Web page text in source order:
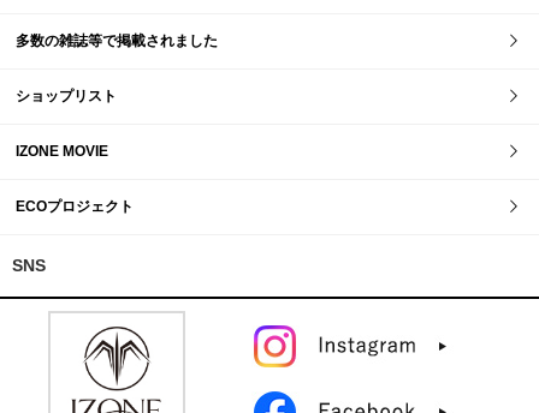
多数の雑誌等で掲載されました
ショップリスト
IZONE MOVIE
ECOプロジェクト
SNS